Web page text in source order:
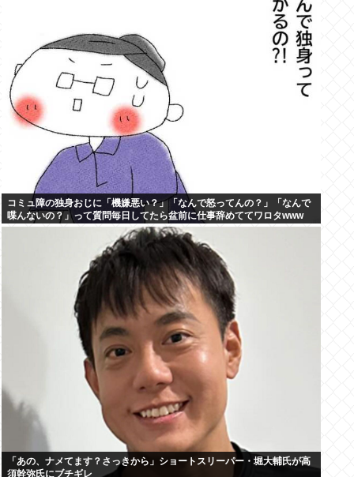
コミュ障の独身おじに「機嫌悪い？」「なんで怒ってんの？」「なんで
喋んないの？」って質問毎日してたら盆前に仕事辞めててワロタwww
「あの、ナメてます？さっきから」ショートスリーパー・堀大輔氏が高
須幹弥氏にブチギレ